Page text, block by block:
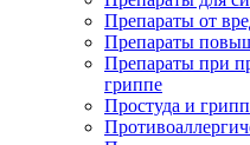
Препараты от
Препараты
Препараты при
гриппе
Простуда и грипп